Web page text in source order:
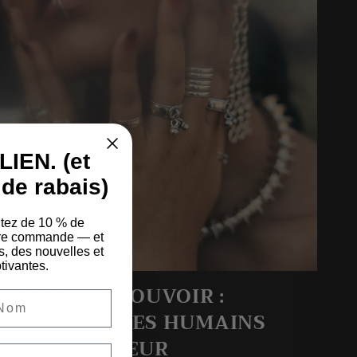
OBJETS DE POUVOIR :
POURQUOI LES HUMAINS
CONFIENT LEUR
(et
rabais)
de 10 % de
commande — et
des nouvelles et